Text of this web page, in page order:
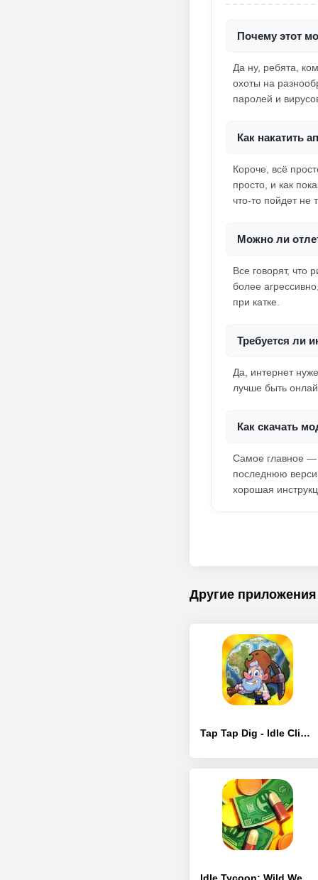
Почему этот
Да ну, ребята,
охоты на
паролей и
Как накатить
Короче, всё
просто, и как
что-то пойдет не
Можно ли
Все говорят, что
более
при катке.
Требуется ли
Да, интернет
лучше быть
Как скачать
Самое главное —
последнюю
хорошая
Другие приложения
Tap Tap Dig - Idle Clicker Game